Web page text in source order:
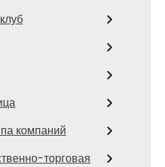
компаний
торговая